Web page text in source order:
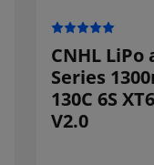
CNHL LiPo
Series
130C 6S
V2.0